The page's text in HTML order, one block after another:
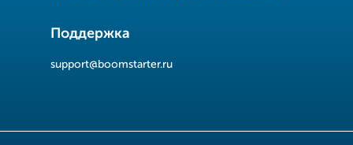
Поддержка
support@boomstarter.ru